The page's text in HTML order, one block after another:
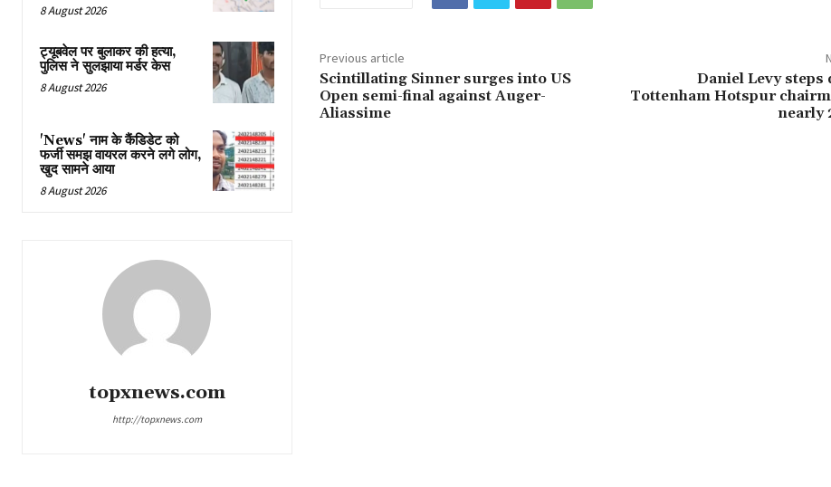
8 August 2026
ट्यूबवेल पर बुलाकर की हत्या,
पुलिस ने सुलझाया मर्डर केस
8 August 2026
'News' नाम के कैंडिडेट को
फर्जी समझ वायरल करने लगे लोग,
खुद सामने आया
8 August 2026
topxnews.com
http://topxnews.com
Previous article
Scintillating Sinner surges into US
Open semi-final against Auger-
Aliassime
Daniel Levy steps
Tottenham Hotspur
nearly